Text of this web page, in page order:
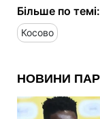
Більше по темі:
Косово